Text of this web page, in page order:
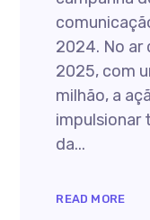
2024. No ar
2025, com
milhão, a
impulsionar
da...
READ MORE